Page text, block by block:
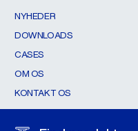
NYHEDER
DOWNLOADS
CASES
OM OS
KONTAKT OS